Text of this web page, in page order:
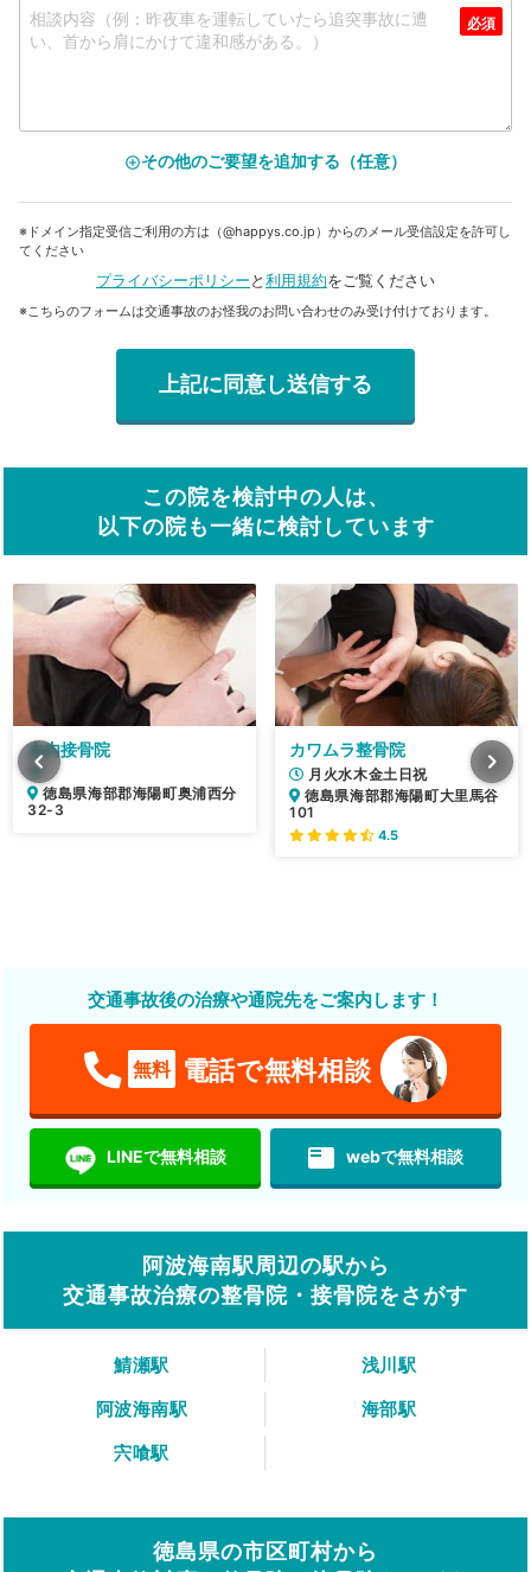
add_circle_outlineその他のご要望を追加する（任意）
※ドメイン指定受信ご利用の方は（@happys.co.jp）からのメール受信設定を許可し
てください
プライバシーポリシーと利用規約をご覧ください
※こちらのフォームは交通事故のお怪我のお問い合わせのみ受け付けております。
この院を検討中の人は、
以下の院も一緒に検討しています
カワムラ整骨院
月火水木金土日祝
徳島県海部郡海陽町大里馬谷
101
4.5
木内接骨院
徳島県海部郡海陽町奥浦西分
32-3
交通事故後の治療や通院先をご案内します！
無料 電話で無料相談
LINEで無料相談 featured_play_list webで無料相談
阿波海南駅周辺の駅から
交通事故治療の整骨院・接骨院をさがす
鯖瀬駅
浅川駅
阿波海南駅
海部駅
宍喰駅
徳島県の市区町村から